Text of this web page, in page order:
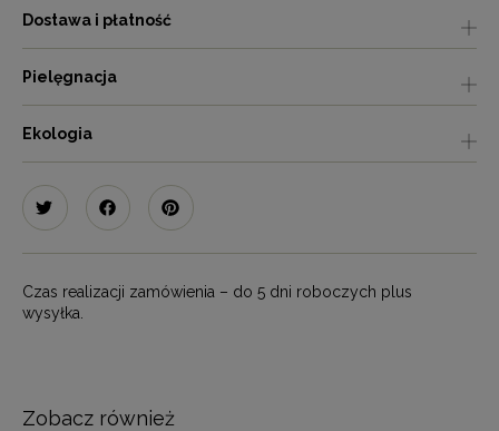
Dostawa i płatność
Pielęgnacja
Ekologia
Czas realizacji zamówienia – do 5 dni roboczych plus
wysyłka.
Zobacz również